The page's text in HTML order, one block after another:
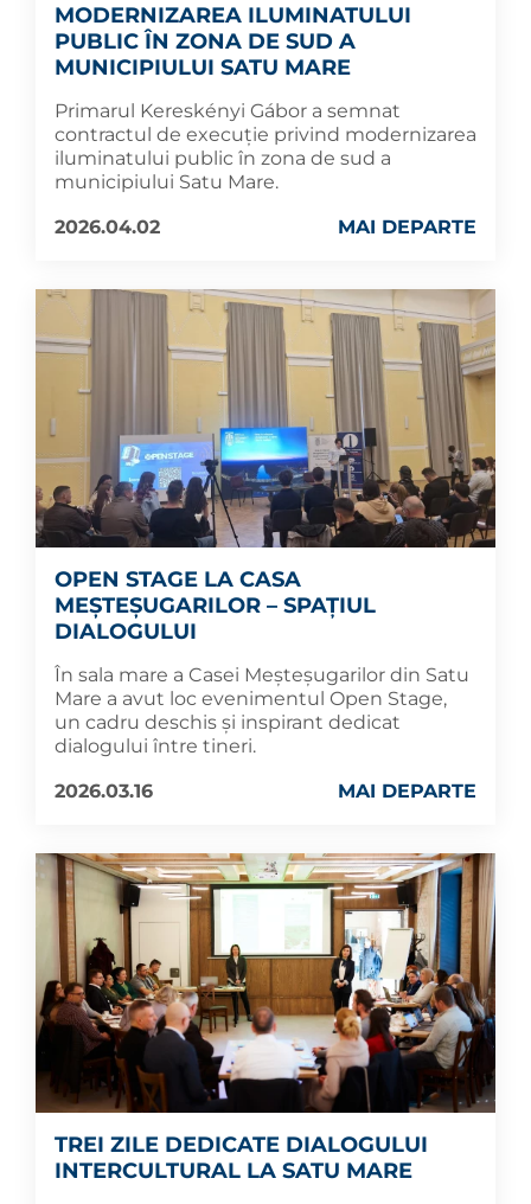
MODERNIZAREA ILUMINATULUI
PUBLIC ÎN ZONA DE SUD A
MUNICIPIULUI SATU MARE
Primarul Kereskényi Gábor a semnat
contractul de execuție privind modernizarea
iluminatului public în zona de sud a
municipiului Satu Mare.
2026.04.02
MAI DEPARTE
OPEN STAGE LA CASA
MEȘTEȘUGARILOR – SPAȚIUL
DIALOGULUI
În sala mare a Casei Meșteșugarilor din Satu
Mare a avut loc evenimentul Open Stage,
un cadru deschis și inspirant dedicat
dialogului între tineri.
2026.03.16
MAI DEPARTE
TREI ZILE DEDICATE DIALOGULUI
INTERCULTURAL LA SATU MARE